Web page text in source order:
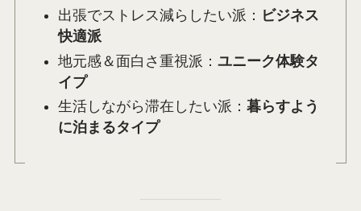
出張でストレス減らしたい派： ビジネス
快適派
地元感＆面白さ重視派： ユニーク体験タ
イプ
生活しながら滞在したい派： 暮らすよう
に泊まるタイプ